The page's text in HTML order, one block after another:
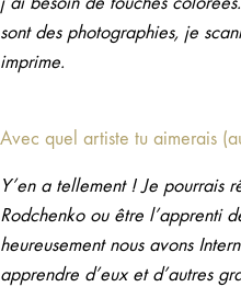
sont des photographies, je
imprime.
Avec quel artiste tu aimerais
Y’en a tellement ! Je pourrais
Rodchenko ou être l’apprenti
heureusement nous avons
apprendre d’eux et d’autres